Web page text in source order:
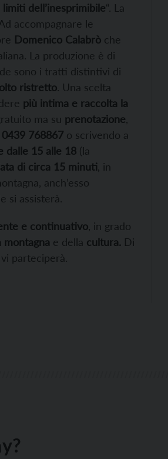
limiti dell’inesprimibile“. La
accompagnare le
Domenico Calabrò che
La produzione è di
sono i tratti distintivi di
ristretto. Una scelta
più intima e raccolta la
ma su prenotazione
768867 o scrivendo a
dalle 15 alle 18 (la
di circa 15 minuti , in
anch’esso
si assisterà.
e continuativo , in grado
montagna e della cultura. Di
parteciperà.